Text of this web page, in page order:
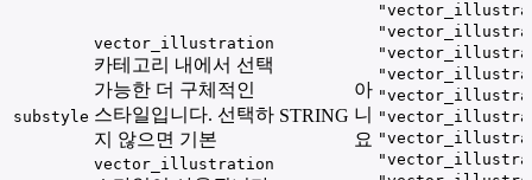
substyle
vector_illustration
카테고리 내에서 선택
가능한 더 구체적인
스타일입니다. 선택하
지 않으면 기본
vector_illustration
STRING
아
니
요